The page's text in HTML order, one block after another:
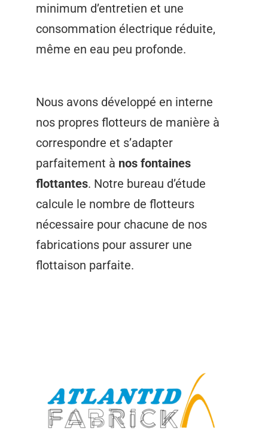
minimum d’entretien et une
consommation électrique réduite,
même en eau peu profonde.
Nous avons développé en interne
nos propres flotteurs de manière à
correspondre et s’adapter
parfaitement à nos fontaines
flottantes. Notre bureau d’étude
calcule le nombre de flotteurs
nécessaire pour chacune de nos
fabrications pour assurer une
flottaison parfaite.